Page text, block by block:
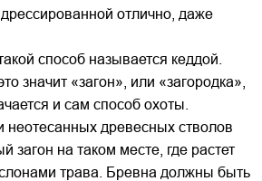
отлично, даже
способ называется кеддой.
значит «загон», или «загородка»,
и сам способ охоты.
неотесанных древесных стволов
загон на таком месте, где растет
трава. Бревна должны быть